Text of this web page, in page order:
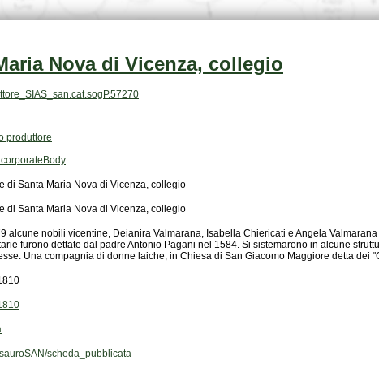
Nova di Vicenza, collegio
produttore
di Santa Maria Nova di Vicenza, collegio
di Santa Maria Nova di Vicenza, collegio
Una compagnia di donne laiche, in Chiesa di San Giacomo Maggiore detta dei
scheda_pubblicata